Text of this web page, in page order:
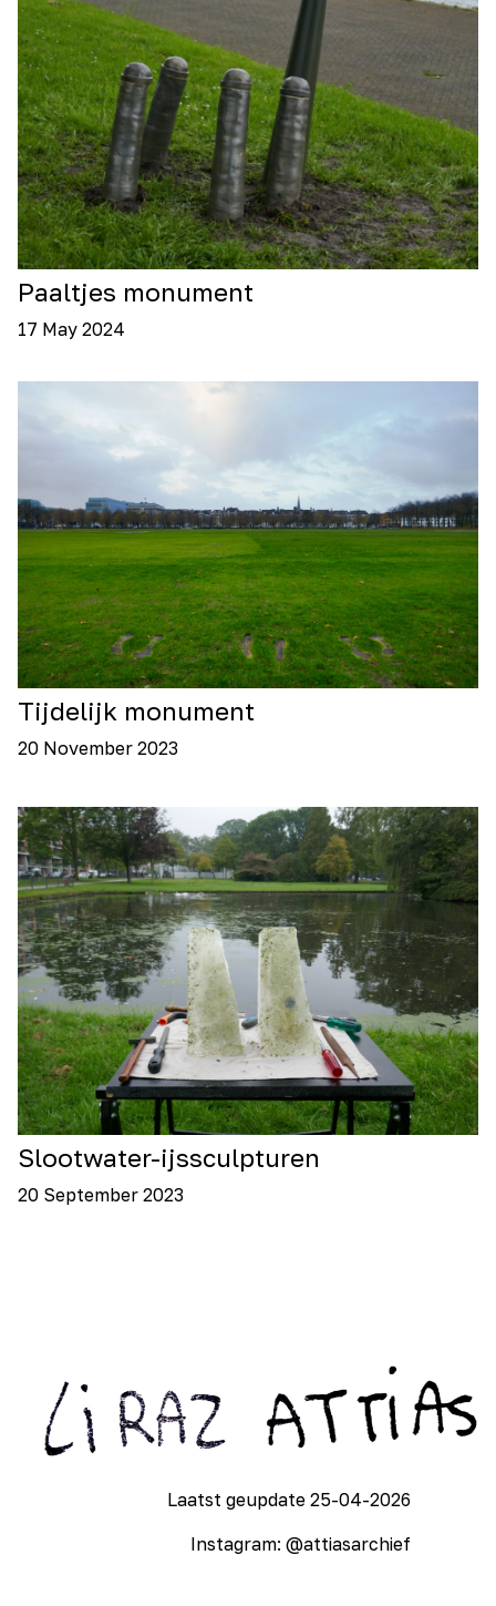
Paaltjes monument
17 May 2024
Tijdelijk monument
20 November 2023
Slootwater-ijssculpturen
20 September 2023
Laatst geupdate 25-04-2026
Instagram: @attiasarchief